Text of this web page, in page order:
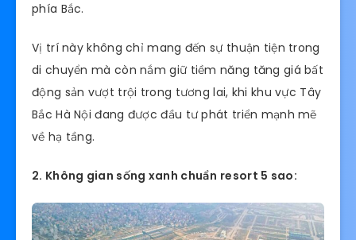
phía Bắc.
Vị trí này không chỉ mang đến sự thuận tiện trong
di chuyển mà còn nắm giữ tiềm năng tăng giá bất
động sản vượt trội trong tương lai, khi khu vực Tây
Bắc Hà Nội đang được đầu tư phát triển mạnh mẽ
về hạ tầng.
2. Không gian sống xanh chuẩn resort 5 sao: